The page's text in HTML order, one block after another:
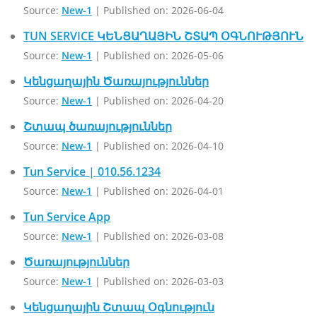
Source: New-1 Published on: 2026-06-04
TUN SERVICE ԿԵՆՑԱՂԱՅԻՆ ՇՏԱՊ ՕԳՆՈՒԹՅՈՒՆ
Source: New-1 Published on: 2026-05-06
Կենցաղային Ծառայություններ
Source: New-1 Published on: 2026-04-20
Շտապ ծառայություններ
Source: New-1 Published on: 2026-04-10
Tun Service | 010.56.1234
Source: New-1 Published on: 2026-04-01
Tun Service App
Source: New-1 Published on: 2026-03-08
Ծառայություններ
Source: New-1 Published on: 2026-03-03
Կենցաղային Շտապ Օգնություն